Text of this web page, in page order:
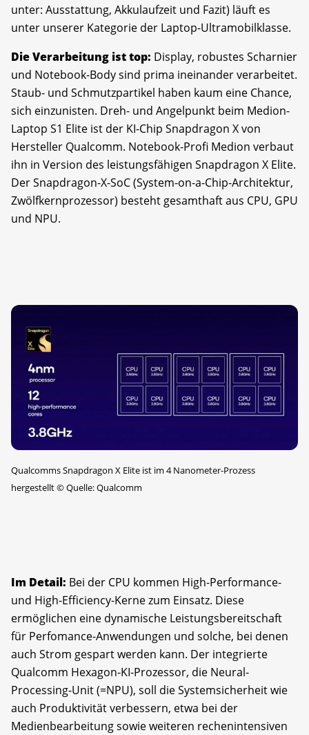
unter: Ausstattung, Akkulaufzeit und Fazit) läuft es
unter unserer Kategorie der Laptop-Ultramobilklasse.
Die Verarbeitung ist top: Display, robustes Scharnier
und Notebook-Body sind prima ineinander verarbeitet.
Staub- und Schmutzpartikel haben kaum eine Chance,
sich einzunisten. Dreh- und Angelpunkt beim Medion-
Laptop S1 Elite ist der KI-Chip Snapdragon X von
Hersteller Qualcomm. Notebook-Profi Medion verbaut
ihn in Version des leistungsfähigen Snapdragon X Elite.
Der Snapdragon-X-SoC (System-on-a-Chip-Architektur,
Zwölfkernprozessor) besteht gesamthaft aus CPU, GPU
und NPU.
Qualcomms Snapdragon X Elite ist im 4 Nanometer-Prozess
hergestellt©Quelle: Qualcomm
Im Detail: Bei der CPU kommen High-Performance-
und High-Efficiency-Kerne zum Einsatz. Diese
ermöglichen eine dynamische Leistungsbereitschaft
für Perfomance-Anwendungen und solche, bei denen
auch Strom gespart werden kann. Der integrierte
Qualcomm Hexagon-KI-Prozessor, die Neural-
Processing-Unit (=NPU), soll die Systemsicherheit wie
auch Produktivität verbessern, etwa bei der
Medienbearbeitung sowie weiteren rechenintensiven